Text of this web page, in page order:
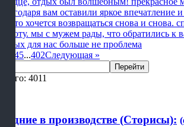
благодаря вам оставили яркое
место хочется возвращаться снова и снова.
работу. мы с мужем рады, что обратились к
отдых для нас больше не проблема
45...402Следующая »
Перейти
Всего: 4011
Будние в производстве (Сторисы):